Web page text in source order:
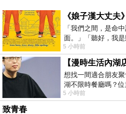
「我們之間，是命
面。」「聽好，我
楚這種感覺，你我之
5 小時前
想找一間適合朋友
湖不限時餐廳嗎？
內湖店，從捷運站步
5 小時前
致青春